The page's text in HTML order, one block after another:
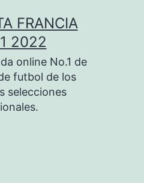
FRANCIA
2022
online No.1 de
futbol de los
selecciones